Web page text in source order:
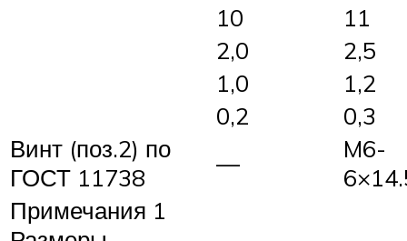
10
11
2,0
2,5
1,0
1,2
0,2
0,3
Винт (поз.2) по
ГОСТ 11738
—
M6-
Примечания 1